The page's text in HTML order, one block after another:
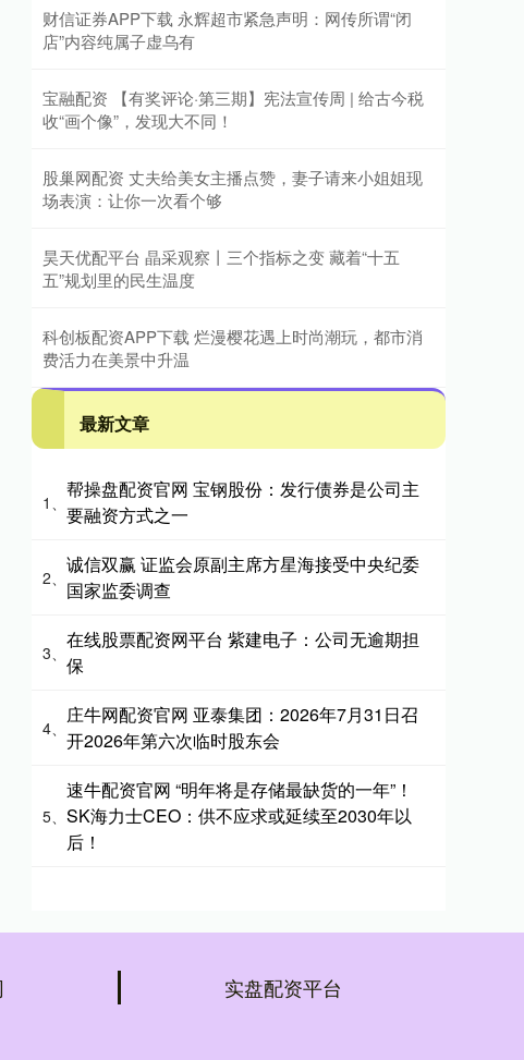
财信证券APP下载 永辉超市紧急声明：网传所谓“闭
店”内容纯属子虚乌有
宝融配资 【有奖评论·第三期】宪法宣传周 | 给古今税
收“画个像”，发现大不同！
股巢网配资 丈夫给美女主播点赞，妻子请来小姐姐现
场表演：让你一次看个够
昊天优配平台 晶采观察丨三个指标之变 藏着“十五
五”规划里的民生温度
科创板配资APP下载 烂漫樱花遇上时尚潮玩，都市消
费活力在美景中升温
最新文章
1、
帮操盘配资官网 宝钢股份：发行债券是公司主
要融资方式之一
2、
诚信双赢 证监会原副主席方星海接受中央纪委
国家监委调查
3、
在线股票配资网平台 紫建电子：公司无逾期担
保
4、
庄牛网配资官网 亚泰集团：2026年7月31日召
开2026年第六次临时股东会
5、
速牛配资官网 “明年将是存储最缺货的一年”！
SK海力士CEO：供不应求或延续至2030年以
后！
实盘配资平台